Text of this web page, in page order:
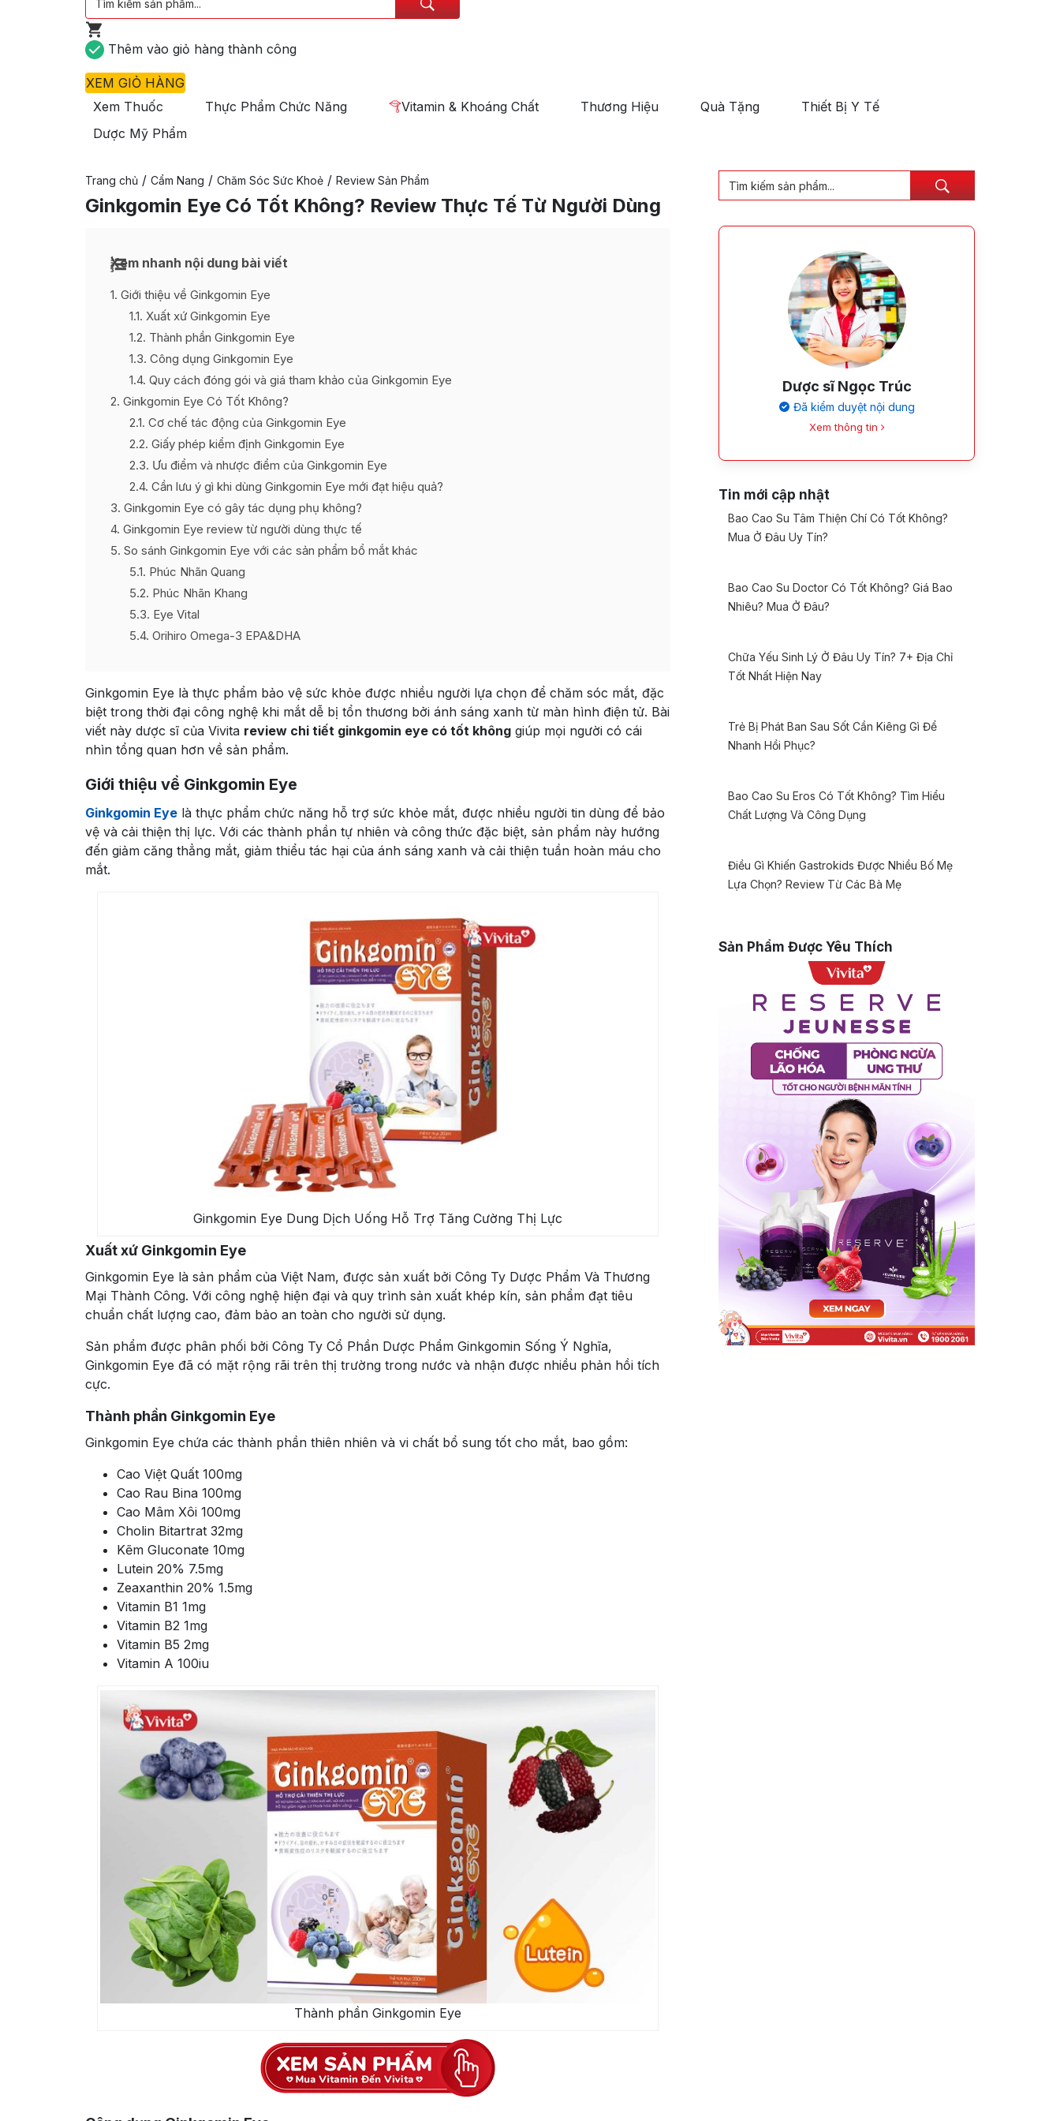
Thêm vào giỏ hàng thành công
XEM GIỎ HÀNG
Xem Thuốc
Thực Phẩm Chức Năng Vitamin & Khoáng Chất Thương Hiệu Quà Tặng
Thiết Bị Y Tế
Dược Mỹ Phẩm
Trang chủ / Cẩm Nang / Chăm Sóc Sức Khoẻ / Review Sản Phẩm
Ginkgomin Eye Có Tốt Không? Review Thực Tế Từ Người Dùng
Xem nhanh nội dung bài viết
1 Giới thiệu về Ginkgomin Eye
1.1 Xuất xứ Ginkgomin Eye
1.2 Thành phần Ginkgomin Eye
1.3 Công dụng Ginkgomin Eye
1.4 Quy cách đóng gói và giá tham khảo của Ginkgomin Eye
2 Ginkgomin Eye Có Tốt Không?
2.1 Cơ chế tác động của Ginkgomin Eye
2.2 Giấy phép kiểm định Ginkgomin Eye
2.3 Ưu điểm và nhược điểm của Ginkgomin Eye
2.4 Cần lưu ý gì khi dùng Ginkgomin Eye mới đạt hiệu quả?
3 Ginkgomin Eye có gây tác dụng phụ không?
4 Ginkgomin Eye review từ người dùng thực tế
5 So sánh Ginkgomin Eye với các sản phẩm bổ mắt khác
5.1 Phúc Nhãn Quang
5.2 Phúc Nhãn Khang
5.3 Eye Vital
5.4 Orihiro Omega-3 EPA&DHA
Ginkgomin Eye là thực phẩm bảo vệ sức khỏe được nhiều người lựa chọn để chăm sóc mắt, đặc
biệt trong thời đại công nghệ khi mắt dễ bị tổn thương bởi ánh sáng xanh từ màn hình điện tử. Bài
viết này dược sĩ của Vivita review chi tiết ginkgomin eye có tốt không giúp mọi người có cái
nhìn tổng quan hơn về sản phẩm.
Giới thiệu về Ginkgomin Eye
Ginkgomin Eye là thực phẩm chức năng hỗ trợ sức khỏe mắt, được nhiều người tin dùng để bảo
vệ và cải thiện thị lực. Với các thành phần tự nhiên và công thức đặc biệt, sản phẩm này hướng
đến giảm căng thẳng mắt, giảm thiểu tác hại của ánh sáng xanh và cải thiện tuần hoàn máu cho
mắt.
Ginkgomin Eye Dung Dịch Uống Hỗ Trợ Tăng Cường Thị Lực
Xuất xứ Ginkgomin Eye
Ginkgomin Eye là sản phẩm của Việt Nam, được sản xuất bởi Công Ty Dược Phẩm Và Thương
Mại Thành Công. Với công nghệ hiện đại và quy trình sản xuất khép kín, sản phẩm đạt tiêu
chuẩn chất lượng cao, đảm bảo an toàn cho người sử dụng.
Sản phẩm được phân phối bởi Công Ty Cổ Phần Dược Phẩm Ginkgomin Sống Ý Nghĩa,
Ginkgomin Eye đã có mặt rộng rãi trên thị trường trong nước và nhận được nhiều phản hồi tích
cực.
Thành phần Ginkgomin Eye
Ginkgomin Eye chứa các thành phần thiên nhiên và vi chất bổ sung tốt cho mắt, bao gồm:
Cao Việt Quất 100mg
Cao Rau Bina 100mg
Cao Mâm Xôi 100mg
Cholin Bitartrat 32mg
Kẽm Gluconate 10mg
Lutein 20% 7.5mg
Zeaxanthin 20% 1.5mg
Vitamin B1 1mg
Vitamin B2 1mg
Vitamin B5 2mg
Vitamin A 100iu
Thành phần Ginkgomin Eye
Dược sĩ Ngọc Trúc
Đã kiểm duyệt nội dung
Xem thông tin
Tin mới cập nhật
Bao Cao Su Tâm Thiện Chí Có Tốt Không?
Mua Ở Đâu Uy Tín?
Bao Cao Su Doctor Có Tốt Không? Giá Bao
Nhiêu? Mua Ở Đâu?
Chữa Yếu Sinh Lý Ở Đâu Uy Tín? 7+ Địa Chỉ
Tốt Nhất Hiện Nay
Trẻ Bị Phát Ban Sau Sốt Cần Kiêng Gì Để
Nhanh Hồi Phục?
Bao Cao Su Eros Có Tốt Không? Tìm Hiểu
Chất Lượng Và Công Dụng
Điều Gì Khiến Gastrokids Được Nhiều Bố Mẹ
Lựa Chọn? Review Từ Các Bà Mẹ
Sản Phẩm Được Yêu Thích